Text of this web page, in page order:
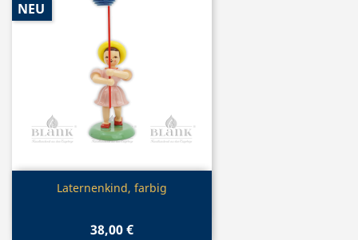
Vorschau
Laternenkind, farbig
38,00 €
NEU